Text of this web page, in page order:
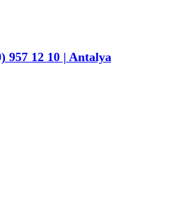
957 12 10 | Antalya